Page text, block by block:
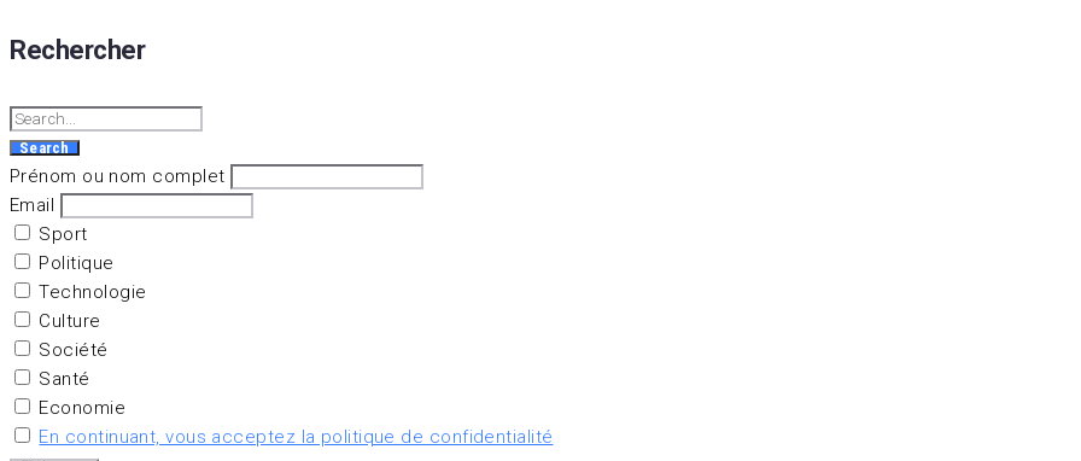
Rechercher
Search
for:
Search
Prénom ou nom complet
Email
Sport
Politique
Technologie
Culture
Société
Santé
Economie
En continuant, vous acceptez la politique de confidentialité